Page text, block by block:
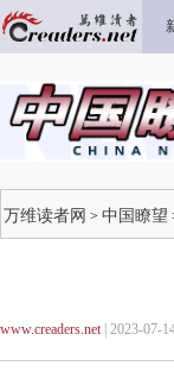
万维读者网 > 中国瞭望
www.creaders.net| 2023-07-